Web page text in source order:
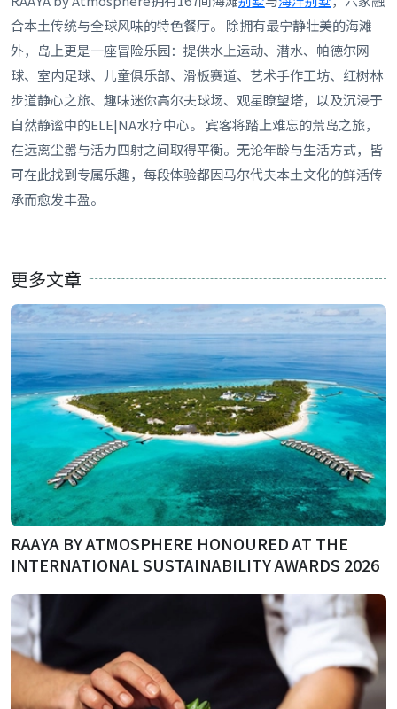
合本土传统与全球风味的特色餐厅。 除拥有最宁静壮美的海滩
外，岛上更是一座冒险乐园：提供水上运动、潜水、帕德尔网
球、室内足球、儿童俱乐部、滑板赛道、艺术手作工坊、红树林
步道静心之旅、趣味迷你高尔夫球场、观星瞭望塔，以及沉浸于
自然静谧中的ELE|NA水疗中心。 宾客将踏上难忘的荒岛之旅，
在远离尘嚣与活力四射之间取得平衡。无论年龄与生活方式，皆
可在此找到专属乐趣，每段体验都因马尔代夫本土文化的鲜活传
承而愈发丰盈。
更多文章
RAAYA BY ATMOSPHERE HONOURED AT THE
INTERNATIONAL SUSTAINABILITY AWARDS 2026